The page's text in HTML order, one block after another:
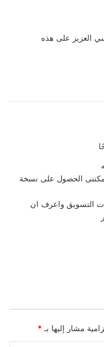
العزيز على هذه
الحصول على نسخة
التسويق واعرف ان
مشار إليها بـ *